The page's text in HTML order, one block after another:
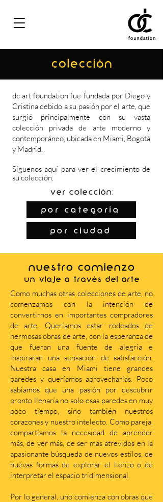
COLECCIÓN
dc art foundation fue fundada por Diego y
Cristina debido a su pasión por el arte, que
surgió principalmente con su vasta
colección privada de arte moderno y
contemporáneo, ubicada en Miami, Bogotá
y Madrid.
Síguenosaquí para ver el crecimiento de
su colección.
Ver colección:
por categoría
por ciudad
NUESTRO COMIENZO
Un viaje a través del arte
Como muchas otras colecciones de arte, no
comenzamos con la intención de
convertirnos en importantes compradores
de arte. Queríamos estar rodeados de
hermosas obras de arte, con la esperanza de
que fueran una fuente de alegría e
inspiraran una sensación de satisfacción.
Nuestra casa en Miami tiene grandes
paredes y queríamos aprovecharlas. Poco
sabíamos que una pasión por descubrir
pronto llenaría no solo esas paredes en muy
poco tiempo, sino también nuestros
corazones y nuestro intelecto. Como pareja,
compartíamos la necesidad de aprender
más, de ver más, de ser más atrevidos en la
apasionante búsqueda de nuevos estilos, de
nuevas formas de explorar el lienzo o de
interpretar el espacio tridimensional.
Por lo general, uno comienza con obras que